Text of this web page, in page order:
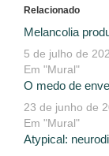
Relacionado
Melancolia
5 de julho de
Em "Mural"
O medo de
23 de junho de
Em "Mural"
Atypical: